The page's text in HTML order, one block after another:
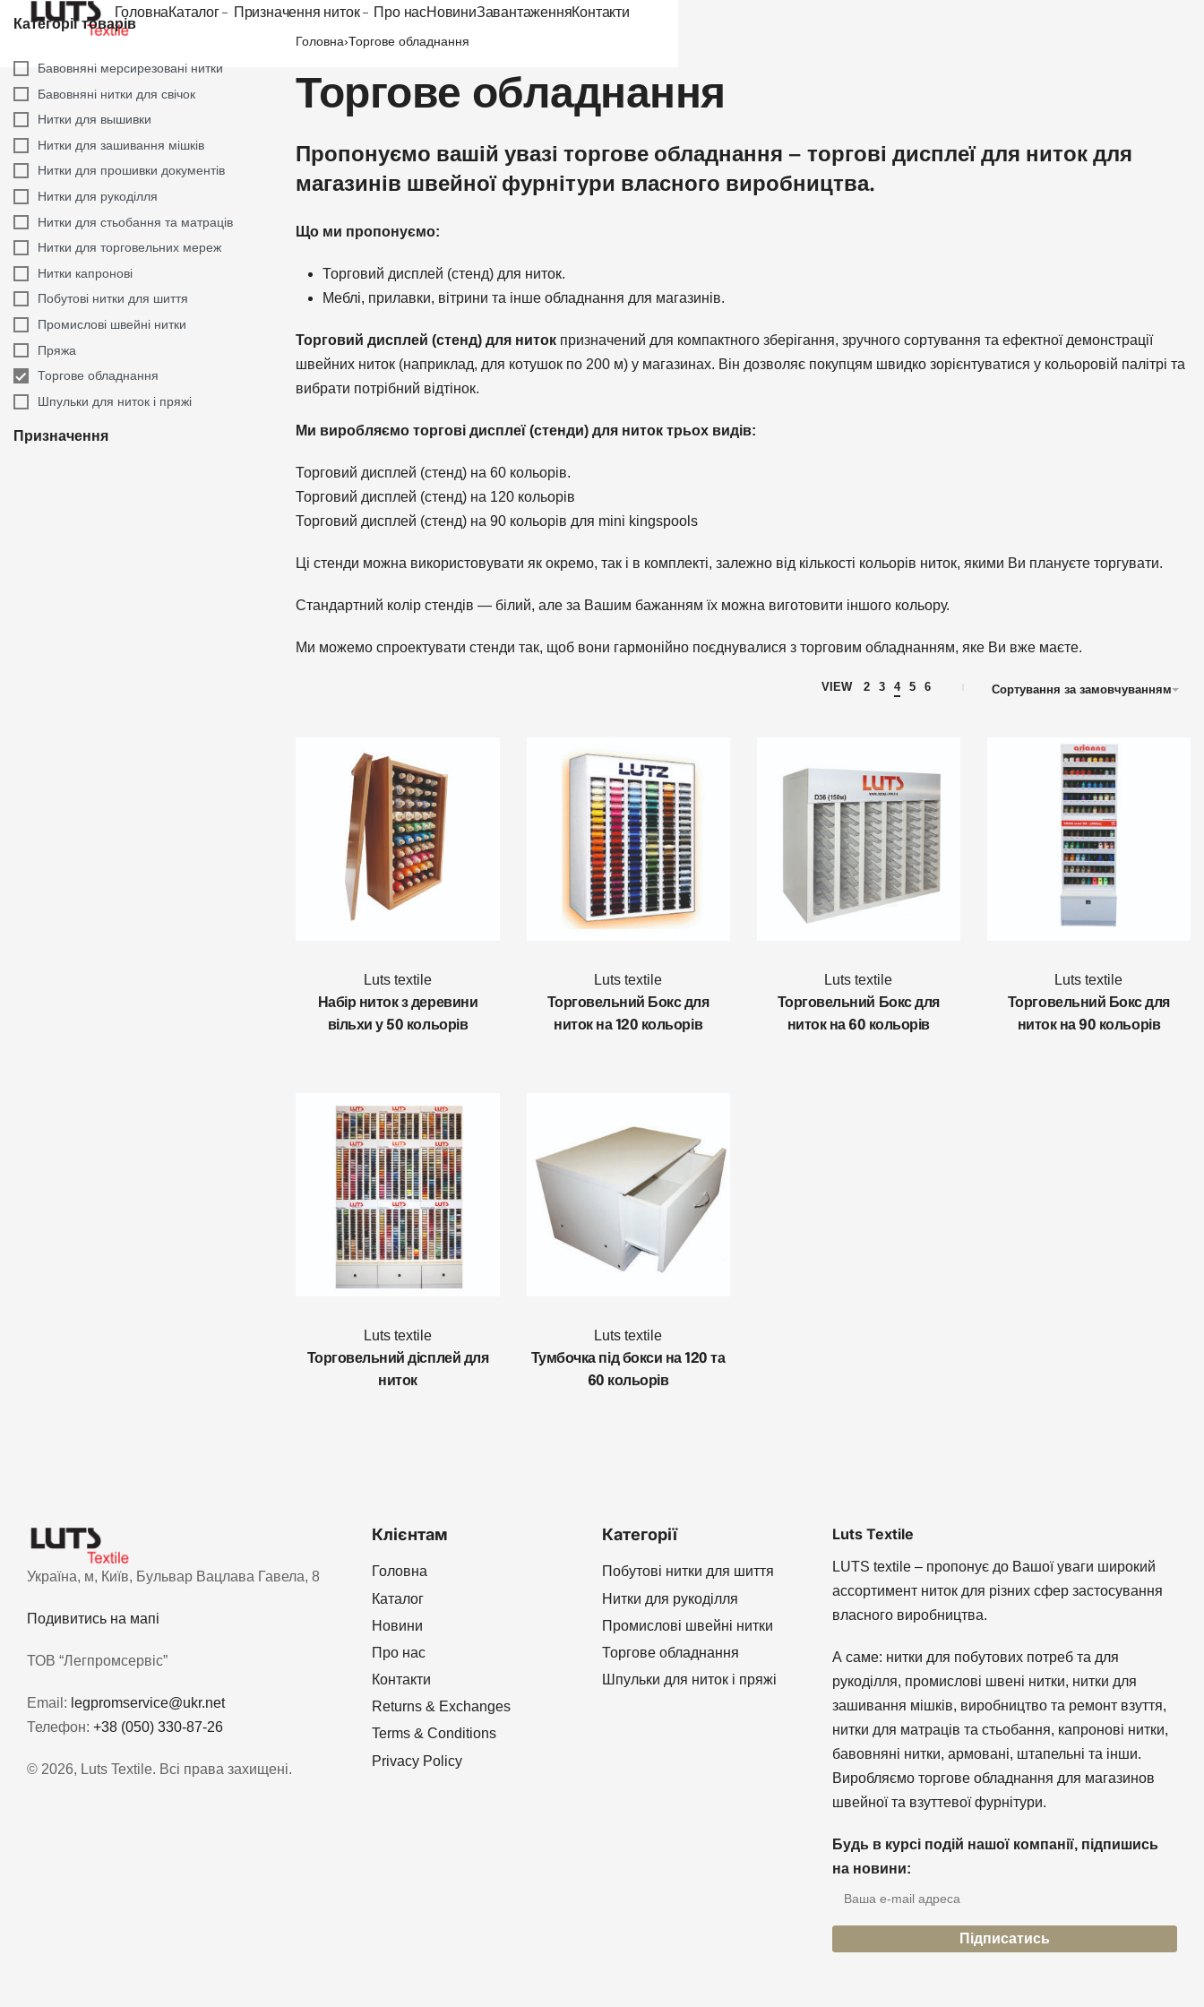
ГоловнаКаталог Призначення ниток Про насНовиниЗавантаженняКонтакти
Категорії товарів
Бавовняні мерсирезовані нитки
Бавовняні нитки для свічок
Нитки для вышивки
Нитки для зашивання мішків
Нитки для прошивки документів
Нитки для рукоділля
Нитки для стьобання та матраців
Нитки для торговельних мереж
Нитки капронові
Побутові нитки для шиття
Промислові швейні нитки
Пряжа
Торгове обладнання
Шпульки для ниток і пряжі
Призначення
Головна›Торгове обладнання
Торгове обладнання
Пропонуємо вашій увазі торгове обладнання — торгові дисплеї для ниток для
магазинів швейної фурнітури власного виробництва.
Що ми пропонуємо:
Торговий дисплей (стенд) для ниток.
Меблі, прилавки, вітрини та інше обладнання для магазинів.
Торговий дисплей (стенд) для ниток призначений для компактного зберігання, зручного сортування та ефектної демонстрації
швейних ниток (наприклад, для котушок по 200 м) у магазинах. Він дозволяє покупцям швидко зорієнтуватися у кольоровій палітрі та
вибрати потрібний відтінок.
Ми виробляємо торгові дисплеї (стенди) для ниток трьох видів:
Торговий дисплей (стенд) на 60 кольорів.
Торговий дисплей (стенд) на 120 кольорів
Торговий дисплей (стенд) на 90 кольорів для mini kingspools
Ці стенди можна використовувати як окремо, так і в комплекті, залежно від кількості кольорів ниток, якими Ви плануєте торгувати.
Стандартний колір стендів — білий, але за Вашим бажанням їх можна виготовити іншого кольору.
Ми можемо спроектувати стенди так, щоб вони гармонійно поєднувалися з торговим обладнанням, яке Ви вже маєте.
VIEW 2 3 4 5 6 Сортування за замовчуванням
Luts textile
Набір ниток з деревини
вільхи у 50 кольорів
Luts textile
Торговельний Бокс для
ниток на 120 кольорів
Luts textile
Торговельний Бокс для
ниток на 60 кольорів
Luts textile
Торговельний Бокс для
ниток на 90 кольорів
Luts textile
Торговельний дісплей для
ниток
Luts textile
Тумбочка під бокси на 120 та
60 кольорів
Україна, м, Київ, Бульвар Вацлава Гавела, 8
Подивитись на мапі
ТОВ “Легпромсервіс”
Email: legpromservice@ukr.net
Телефон: +38 (050) 330-87-26
© 2026, Luts Textile. Всі права захищені.
Клієнтам
Головна
Каталог
Новини
Про нас
Контакти
Returns & Exchanges
Terms & Conditions
Privacy Policy
Категорії
Побутові нитки для шиття
Нитки для рукоділля
Промислові швейні нитки
Торгове обладнання
Шпульки для ниток і пряжі
Luts Textile
LUTS textile – пропонує до Вашої уваги широкий
ассортимент ниток для різних сфер застосування
власного виробництва.
А саме: нитки для побутових потреб та для
рукоділля, промислові швені нитки, нитки для
зашивання мішків, виробництво та ремонт взуття,
нитки для матраців та стьобання, капронові нитки,
бавовняні нитки, армовані, штапельні та інши.
Виробляємо торгове обладнання для магазинов
швейної та взуттевої фурнітури.
Будь в курсі подій нашої компанії, підпишись
на новини: